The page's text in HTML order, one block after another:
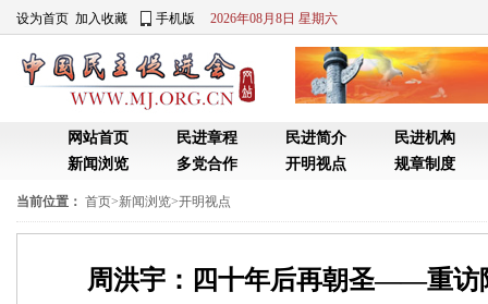
设为首页 加入收藏 手机版 2026年08月8日 星期六
网站首页 民进章程 民进简介
民进机构
新闻浏览
多党合作 开明视点 规章制度
当前位置： 首页>新闻浏览>开明视点
周洪宇：四十年后再朝圣——重访